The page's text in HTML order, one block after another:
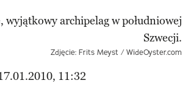
Zdjęcie: Frits Meyst / WideOyster.com
11:32
twitter
przyjaciela